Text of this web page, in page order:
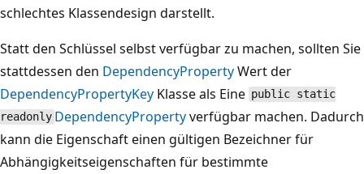
schlechtes Klassendesign darstellt.
Statt den Schlüssel selbst verfügbar zu machen, sollten Sie
stattdessen den DependencyPropertyWert der
DependencyPropertyKey Klasse als Eine public static
readonly DependencyPropertyverfügbar machen. Dadurch
kann die Eigenschaft einen gültigen Bezeichner für
Abhängigkeitseigenschaften für bestimmte